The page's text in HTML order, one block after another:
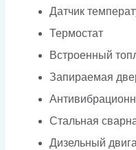
Датчик
Термостат
Встроенный
Запираемая
Стальная
Дизельный